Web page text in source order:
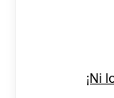
¡Ni